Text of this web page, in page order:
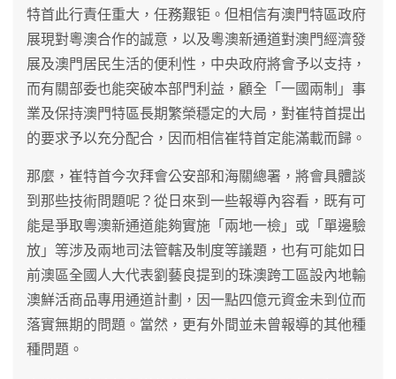
特首此行責任重大，任務艱钜。但相信有澳門特區政府
展現對粵澳合作的誠意，以及粵澳新通道對澳門經濟發
展及澳門居民生活的便利性，中央政府將會予以支持，
而有關部委也能突破本部門利益，顧全「一國兩制」事
業及保持澳門特區長期繁榮穩定的大局，對崔特首提出
的要求予以充分配合，因而相信崔特首定能滿載而歸。
那麼，崔特首今次拜會公安部和海關總署，將會具體談
到那些技術問題呢？從日來到一些報導內容看，既有可
能是爭取粵澳新通道能夠實施「兩地一檢」或「單邊驗
放」等涉及兩地司法管轄及制度等議題，也有可能如日
前澳區全國人大代表劉藝良提到的珠澳跨工區設內地輸
澳鮮活商品專用通道計劃，因一點四億元資金未到位而
落實無期的問題。當然，更有外間並未曾報導的其他種
種問題。